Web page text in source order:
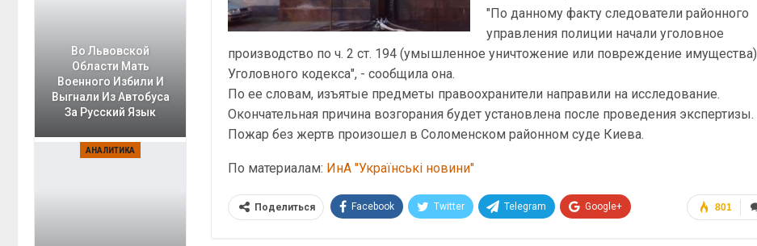
"По данному факту следователи районного
управления полиции начали уголовное
производство по ч. 2 ст. 194 (умышленное уничтожение или повреждение имущества)
Уголовного кодекса", - сообщила она.
По ее словам, изъятые предметы правоохранители направили на исследование.
Окончательная причина возгорания будет установлена после проведения экспертизы.
Пожар без жертв произошел в Соломенском районном суде Киева.
По материалам: ИнА "Українські новини"
801
Поделиться Facebook Twitter Telegram Google+
Во Львовской
Области Мать
Военного Избили И
Выгнали Из Автобуса
За Русский Язык
АНАЛИТИКА